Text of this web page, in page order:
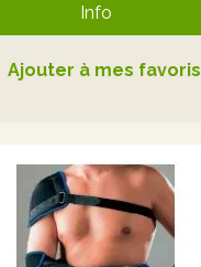
Info
Ajouter à mes favoris